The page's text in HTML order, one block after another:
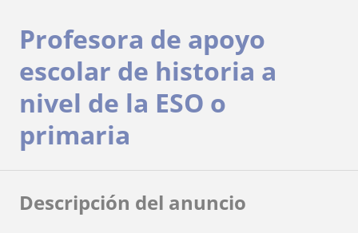
Profesora de apoyo
escolar de historia a
nivel de la ESO o
primaria
Descripción del anuncio